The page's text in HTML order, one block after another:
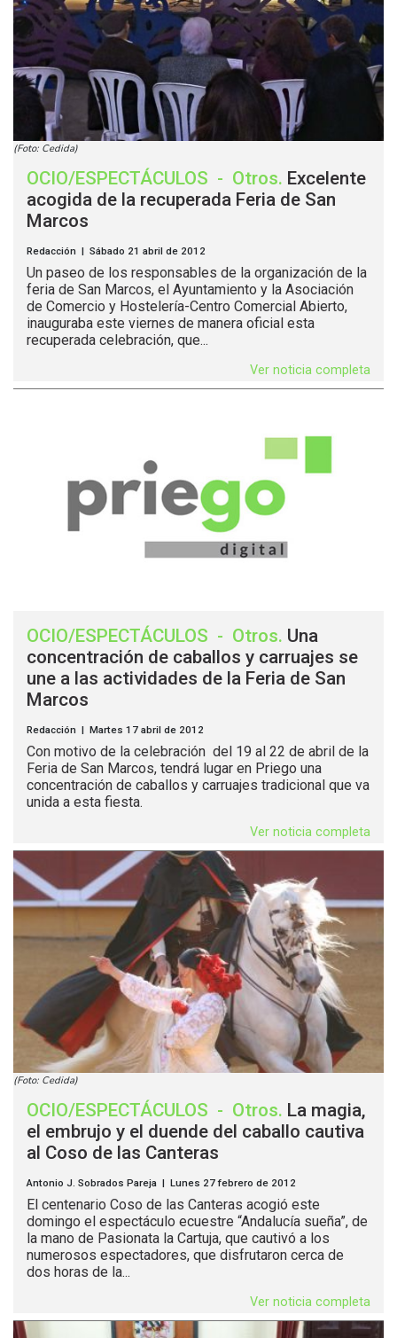
(Foto: Cedida)
OCIO/ESPECTÁCULOS - Otros. Excelente
acogida de la recuperada Feria de San
Marcos
Redacción | Sábado 21 abril de 2012
Un paseo de los responsables de la organización de la
feria de San Marcos, el Ayuntamiento y la Asociación
de Comercio y Hostelería-Centro Comercial Abierto,
inauguraba este viernes de manera oficial esta
recuperada celebración, que...
Ver noticia completa
OCIO/ESPECTÁCULOS - Otros. Una
concentración de caballos y carruajes se
une a las actividades de la Feria de San
Marcos
Redacción | Martes 17 abril de 2012
Con motivo de la celebración del 19 al 22 de abril de la
Feria de San Marcos, tendrá lugar en Priego una
concentración de caballos y carruajes tradicional que va
unida a esta fiesta.
Ver noticia completa
(Foto: Cedida)
OCIO/ESPECTÁCULOS - Otros. La magia,
el embrujo y el duende del caballo cautiva
al Coso de las Canteras
Antonio J. Sobrados Pareja | Lunes 27 febrero de 2012
El centenario Coso de las Canteras acogió este
domingo el espectáculo ecuestre “Andalucía sueña”, de
la mano de Pasionata la Cartuja, que cautivó a los
numerosos espectadores, que disfrutaron cerca de
dos horas de la...
Ver noticia completa